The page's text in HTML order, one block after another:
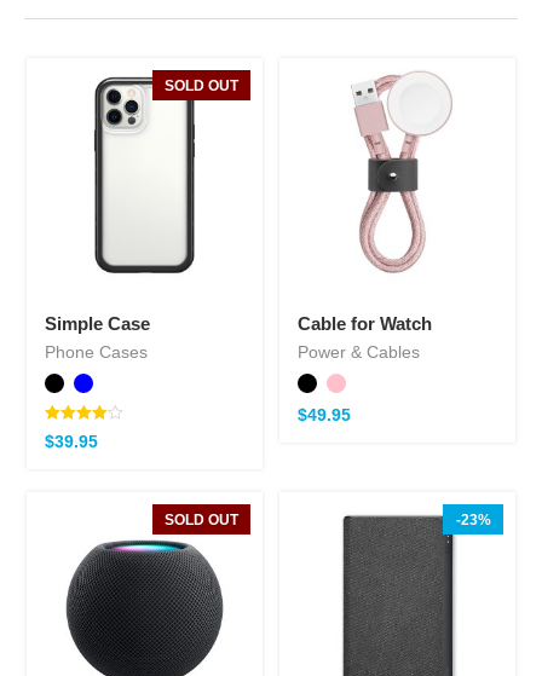
SOLD OUT
Simple Case
Phone Cases
Note
4.00
$39.95
Cable for Watch
Power & Cables
$49.95
SOLD OUT -23%